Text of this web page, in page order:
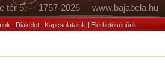
tér 5. 1757-2026 www.bajabela.hu
| Diákélet | Kapcsolataink | Elérhetőségünk